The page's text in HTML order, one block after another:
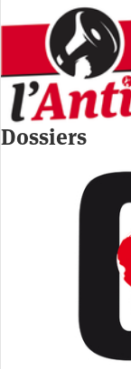
Dossiers